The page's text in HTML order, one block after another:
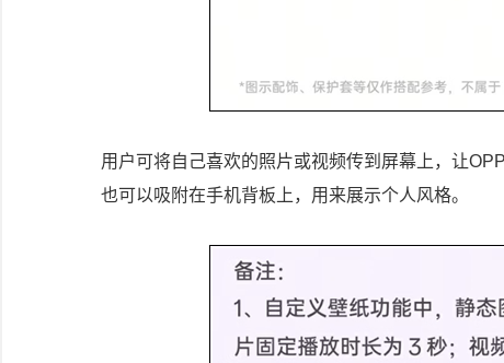
用户可将自己喜欢的照片或视频传到屏幕上，让
也可以吸附在手机背板上，用来展示个人风格。